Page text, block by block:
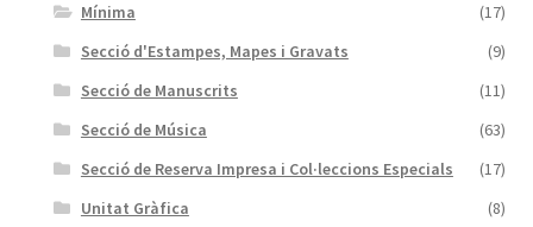
Mínima
(17)
Secció d'Estampes, Mapes i Gravats
(9)
Secció de Manuscrits
(11)
Secció de Música
(63)
Secció de Reserva Impresa i Col·leccions Especials
(17)
Unitat Gràfica
(8)